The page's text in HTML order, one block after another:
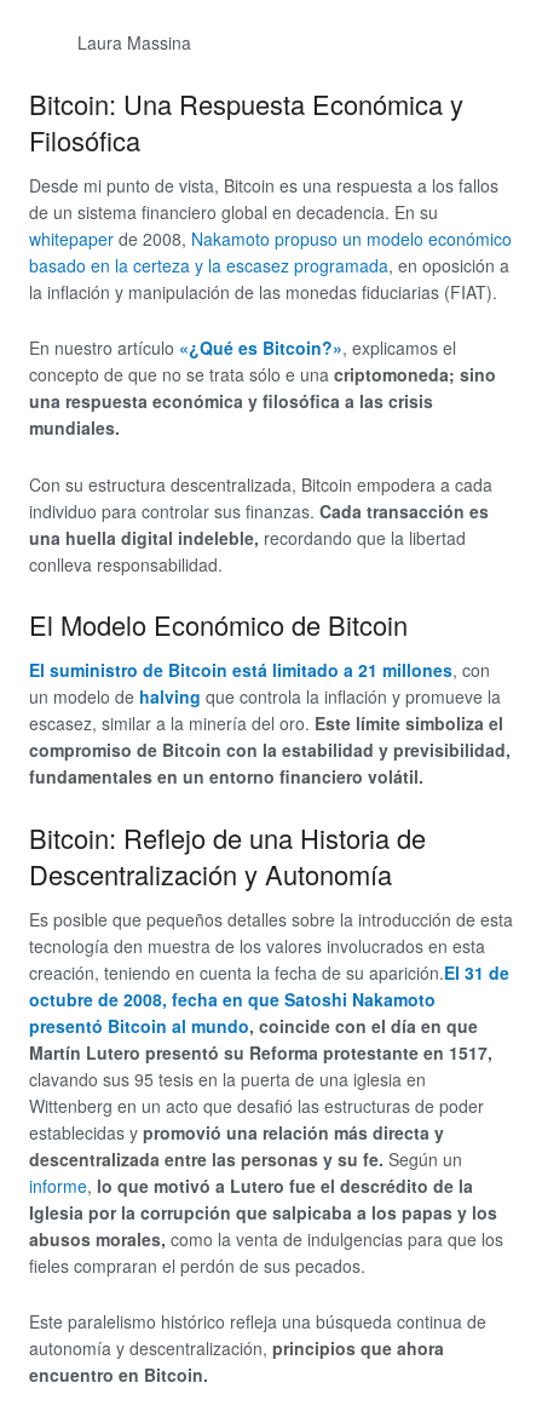
Laura Massina
Bitcoin: Una Respuesta Económica y
Filosófica
Desde mi punto de vista, Bitcoin es una respuesta a los fallos
de un sistema financiero global en decadencia. En su
whitepaper de 2008, Nakamoto propuso un modelo económico
basado en la certeza y la escasez programada, en oposición a
la inflación y manipulación de las monedas fiduciarias (FIAT).
En nuestro artículo «¿Qué es Bitcoin?», explicamos el
concepto de que no se trata sólo e una criptomoneda; sino
una respuesta económica y filosófica a las crisis
mundiales​​.
Con su estructura descentralizada, Bitcoin empodera a cada
individuo para controlar sus finanzas. Cada transacción es
una huella digital indeleble, recordando que la libertad
conlleva responsabilidad.
El Modelo Económico de Bitcoin
El suministro de Bitcoin está limitado a 21 millones, con
un modelo de halving que controla la inflación y promueve la
escasez, similar a la minería del oro. Este límite simboliza el
compromiso de Bitcoin con la estabilidad y previsibilidad,
fundamentales en un entorno financiero volátil.
Bitcoin: Reflejo de una Historia de
Descentralización y Autonomía
Es posible que pequeños detalles sobre la introducción de esta
tecnología den muestra de los valores involucrados en esta
creación, teniendo en cuenta la fecha de su aparición.El 31 de
octubre de 2008, fecha en que Satoshi Nakamoto
presentó Bitcoin al mundo, coincide con el día en que
Martín Lutero presentó su Reforma protestante en 1517,
clavando sus 95 tesis en la puerta de una iglesia en
Wittenberg en un acto que desafió las estructuras de poder
establecidas y promovió una relación más directa y
descentralizada entre las personas y su fe. Según un
informe, lo que motivó a Lutero fue el descrédito de la
Iglesia por la corrupción que salpicaba a los papas y los
abusos morales, como la venta de indulgencias para que los
fieles compraran el perdón de sus pecados.
Este paralelismo histórico refleja una búsqueda continua de
autonomía y descentralización, principios que ahora
encuentro en Bitcoin.